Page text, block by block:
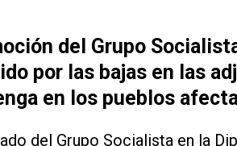
del Grupo
por las bajas en las
en los pueblos
del Grupo Socialista en la